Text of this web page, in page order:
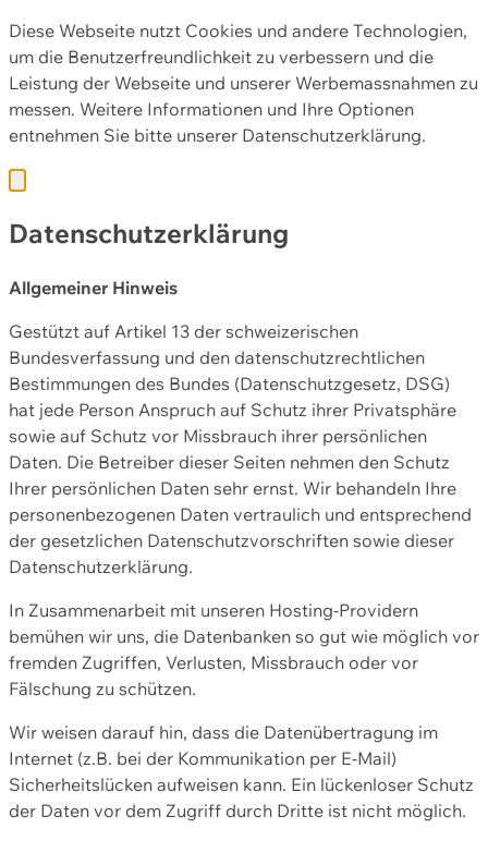
Diese Webseite nutzt Cookies und andere Technologien,
um die Benutzerfreundlichkeit zu verbessern und die
Leistung der Webseite und unserer Werbemassnahmen zu
messen. Weitere Informationen und Ihre Optionen
entnehmen Sie bitte unserer Datenschutzerklärung.
Datenschutzerklärung
Allgemeiner Hinweis
Gestützt auf Artikel 13 der schweizerischen
Bundesverfassung und den datenschutzrechtlichen
Bestimmungen des Bundes (Datenschutzgesetz, DSG)
hat jede Person Anspruch auf Schutz ihrer Privatsphäre
sowie auf Schutz vor Missbrauch ihrer persönlichen
Daten. Die Betreiber dieser Seiten nehmen den Schutz
Ihrer persönlichen Daten sehr ernst. Wir behandeln Ihre
personenbezogenen Daten vertraulich und entsprechend
der gesetzlichen Datenschutzvorschriften sowie dieser
Datenschutzerklärung.
In Zusammenarbeit mit unseren Hosting-Providern
bemühen wir uns, die Datenbanken so gut wie möglich vor
fremden Zugriffen, Verlusten, Missbrauch oder vor
Fälschung zu schützen.
Wir weisen darauf hin, dass die Datenübertragung im
Internet (z.B. bei der Kommunikation per E-Mail)
Sicherheitslücken aufweisen kann. Ein lückenloser Schutz
der Daten vor dem Zugriff durch Dritte ist nicht möglich.